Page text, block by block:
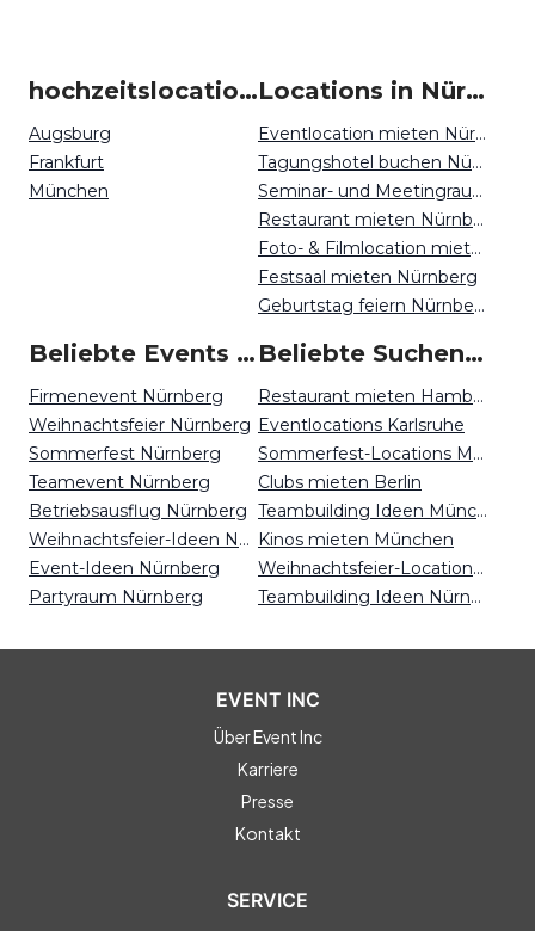
hochzeitslocation um Nürnberg
Augsburg
Frankfurt
München
Locations in Nürnberg mieten
Eventlocation mieten Nürnberg
Tagungshotel buchen Nürnberg
Seminar- und Meetingraum mieten Nürnberg
Restaurant mieten Nürnberg
Foto- & Filmlocation mieten Nürnberg
Festsaal mieten Nürnberg
Geburtstag feiern Nürnberg
Beliebte Events in Nürnberg
Firmenevent Nürnberg
Weihnachtsfeier Nürnberg
Sommerfest Nürnberg
Teamevent Nürnberg
Betriebsausflug Nürnberg
Weihnachtsfeier-Ideen Nürnberg
Event-Ideen Nürnberg
Partyraum Nürnberg
Beliebte Suchen auf Event Inc
Restaurant mieten Hamburg
Eventlocations Karlsruhe
Sommerfest-Locations München
Clubs mieten Berlin
Teambuilding Ideen München
Kinos mieten München
Weihnachtsfeier-Locations Bonn
Teambuilding Ideen Nürnberg
EVENT INC
Über Event Inc
Karriere
Presse
Kontakt
SERVICE